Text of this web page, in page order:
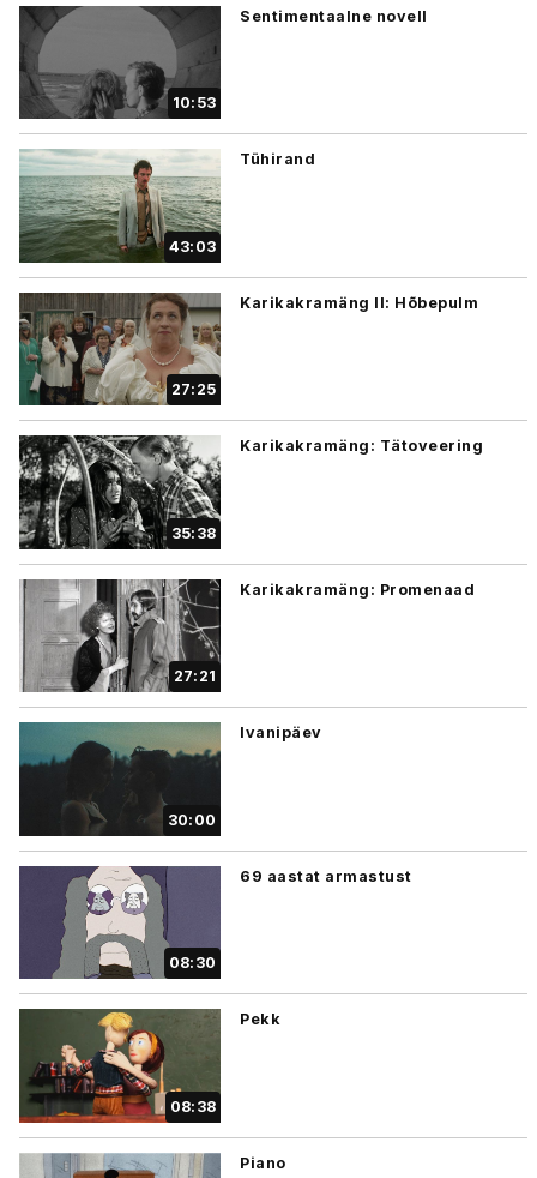
10:53
Sentimentaalne novell
43:03
Tühirand
27:25
Karikakramäng II: Hõbepulm
35:38
Karikakramäng: Tätoveering
27:21
Karikakramäng: Promenaad
30:00
Ivanipäev
08:30
69 aastat armastust
08:38
Pekk
Piano